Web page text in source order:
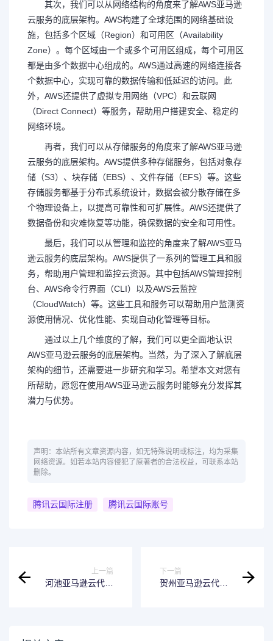
其次，我们可以从网络结构的角度来了解AWS亚马逊
云服务的底层架构。AWS构建了全球范围的网络基础设
施，包括多个区域（Region）和可用区（Availability
Zone）。每个区域由一个或多个可用区组成，每个可用区
都是由多个数据中心组成的。AWS通过高速的网络连接各
个数据中心，实现可靠的数据传输和低延迟的访问。此
外，AWS还提供了虚拟专用网络（VPC）和云联网
（Direct Connect）等服务，帮助用户搭建安全、稳定的
网络环境。
再者，我们可以从存储服务的角度来了解AWS亚马逊
云服务的底层架构。AWS提供多种存储服务，包括对象存
储（S3）、块存储（EBS）、文件存储（EFS）等。这些
存储服务都基于分布式系统设计，数据会被分散存储在多
个物理设备上，以提高可靠性和可扩展性。AWS还提供了
数据备份和灾难恢复等功能，确保数据的安全和可用性。
最后，我们可以从管理和监控的角度来了解AWS亚马
逊云服务的底层架构。AWS提供了一系列的管理工具和服
务，帮助用户管理和监控云资源。其中包括AWS管理控制
台、AWS命令行界面（CLI）以及AWS云监控
（CloudWatch）等。这些工具和服务可以帮助用户监测资
源使用情况、优化性能、实现自动化管理等目标。
通过以上几个维度的了解，我们可以更全面地认识
AWS亚马逊云服务的底层架构。当然，为了深入了解底层
架构的细节，还需要进一步研究和学习。希望本文对您有
所帮助，愿您在使用AWS亚马逊云服务时能够充分发挥其
潜力与优势。
声明：本站所有文章资源内容，如无特殊说明或标注，均为采集
网络资源。如若本站内容侵犯了原著者的合法权益，可联系本站
删除。
腾讯云国际注册 腾讯云国际账号
上一篇
河池亚马逊云代理
下一篇
贺州亚马逊云代理